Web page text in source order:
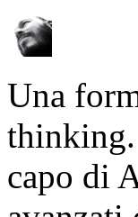
Una
thinking.
capo di